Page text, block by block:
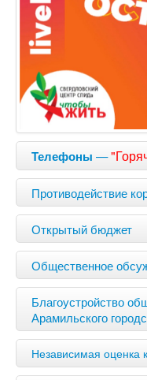
Телефоны —
Противодействие
Открытый бюджет
Общественное
Благоустройство
Арамильского
Независимая оценка